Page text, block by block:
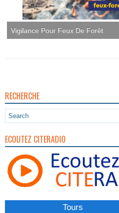
RECHERCHE
ECOUTEZ CITERADIO
Tours